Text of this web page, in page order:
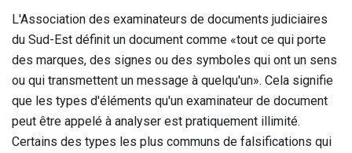
L'Association des examinateurs de documents judiciaires
du Sud-Est définit un document comme «tout ce qui porte
des marques, des signes ou des symboles qui ont un sens
ou qui transmettent un message à quelqu'un». Cela signifie
que les types d'éléments qu'un examinateur de document
peut être appelé à analyser est pratiquement illimité.
Certains des types les plus communs de falsifications qui